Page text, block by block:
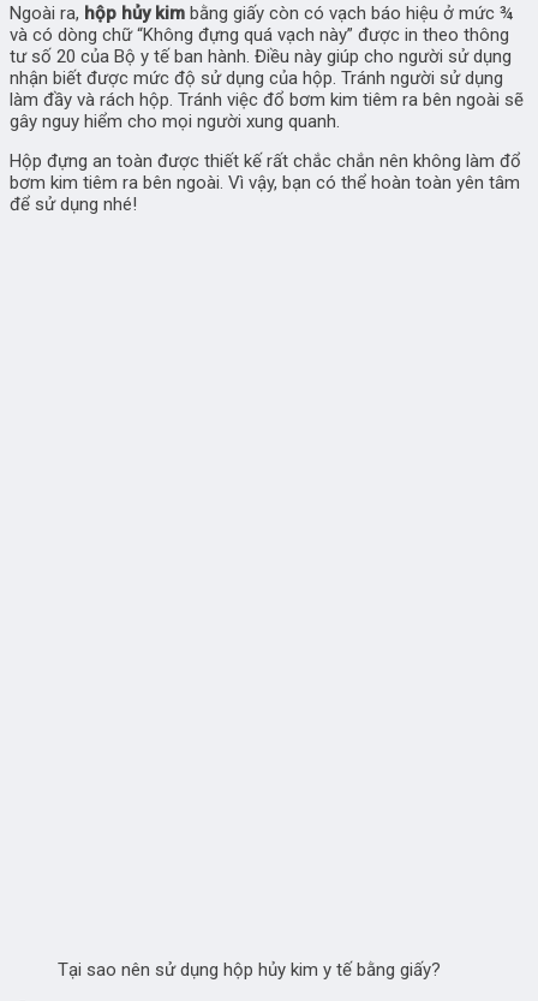
Ngoài ra, hộp hủy kim bằng giấy còn có vạch báo hiệu ở mức ¾
và có dòng chữ “Không đựng quá vạch này” được in theo thông
tư số 20 của Bộ y tế ban hành. Điều này giúp cho người sử dụng
nhận biết được mức độ sử dụng của hộp. Tránh người sử dụng
làm đầy và rách hộp. Tránh việc đổ bơm kim tiêm ra bên ngoài sẽ
gây nguy hiểm cho mọi người xung quanh.
Hộp đựng an toàn được thiết kế rất chắc chắn nên không làm đổ
bơm kim tiêm ra bên ngoài. Vì vậy, bạn có thể hoàn toàn yên tâm
để sử dụng nhé!
Tại sao nên sử dụng hộp hủy kim y tế bằng giấy?